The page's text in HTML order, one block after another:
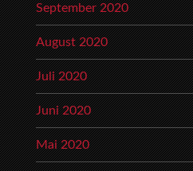
September 2020
August 2020
Juli 2020
Juni 2020
Mai 2020